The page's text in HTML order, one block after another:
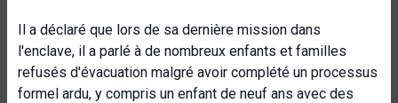
Il a déclaré que lors de sa dernière mission dans
l'enclave, il a parlé à de nombreux enfants et familles
refusés d'évacuation malgré avoir complété un processus
formel ardu, y compris un enfant de neuf ans avec des